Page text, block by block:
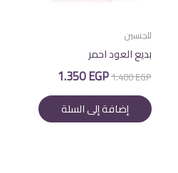
للجنسين
بديع العود احمر
1.400EGP السعر
الأصلي
هو:
1.400 EGP.
1.350EGP
هو:
1.350 EGP. إضافة إلى السلة